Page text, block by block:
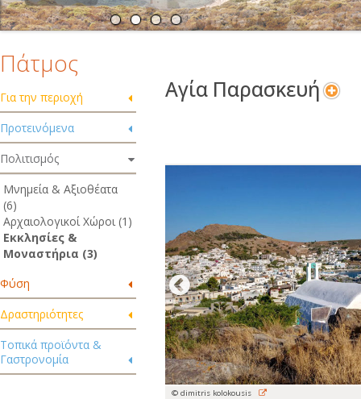
Πάτμος
Για την περιοχή
Προτεινόμενα
Πολιτισμός
Μνημεία & Αξιοθέατα
(6)
Αρχαιολογικοί Χώροι (1)
Εκκλησίες &
Μοναστήρια (3)
Φύση
Δραστηριότητες
Τοπικά προϊόντα &
Γαστρονομία
Αγία Παρασκευή
© dimitris kolokousis